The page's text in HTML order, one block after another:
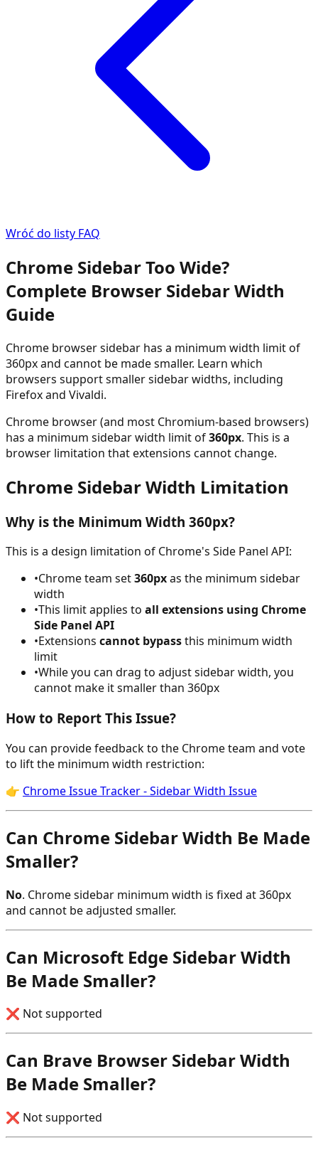
Wróć do listy FAQ
Chrome Sidebar Too Wide?
Complete Browser Sidebar Width
Guide
Chrome browser sidebar has a minimum width limit of
360px and cannot be made smaller. Learn which
browsers support smaller sidebar widths, including
Firefox and Vivaldi.
Chrome browser (and most Chromium-based browsers)
has a minimum sidebar width limit of360px. This is a
browser limitation that extensions cannot change.
Chrome Sidebar Width Limitation
Why is the Minimum Width 360px?
This is a design limitation of Chrome's Side Panel API:
•Chrome team set360pxas the minimum sidebar
width
•This limit applies to all extensions using Chrome
Side Panel API
•Extensions cannot bypassthis minimum width
limit
•While you can drag to adjust sidebar width, you
cannot make it smaller than 360px
How to Report This Issue?
You can provide feedback to the Chrome team and vote
to lift the minimum width restriction:
👉 Chrome Issue Tracker - Sidebar Width Issue
Can Chrome Sidebar Width Be Made
Smaller?
No. Chrome sidebar minimum width is fixed at 360px
and cannot be adjusted smaller.
Can Microsoft Edge Sidebar Width
Be Made Smaller?
❌ Not supported
Can Brave Browser Sidebar Width
Be Made Smaller?
❌ Not supported